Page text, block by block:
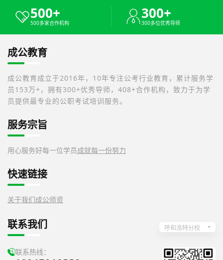
500+
500多家合作机构
300+
300多位优秀导师
成公教育
成公教育成立于2016年，10年专注公考行业教育，累计服务学
员153万+，拥有300+优秀导师，408+合作机构，致力于为学
员提供最专业的公职考试培训服务。
服务宗旨
用心服务好每一位学员成就每一份努力
快速链接
关于我们成公师资
联系我们 呼和浩特分校
联系热线：